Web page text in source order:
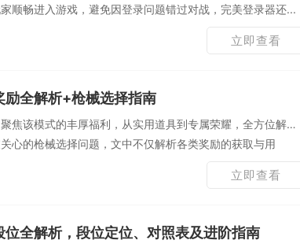
顺畅进入游戏，避免因登录问题错过对战，完美登录器还...
立即查看
励全解析+枪械选择指南
焦该模式的丰厚福利，从实用道具到专属荣耀，全方位解锁
心的枪械选择问题，文中不仅解析各类奖励的获取与用
立即查看
位全解析，段位定位、对照表及进阶指南